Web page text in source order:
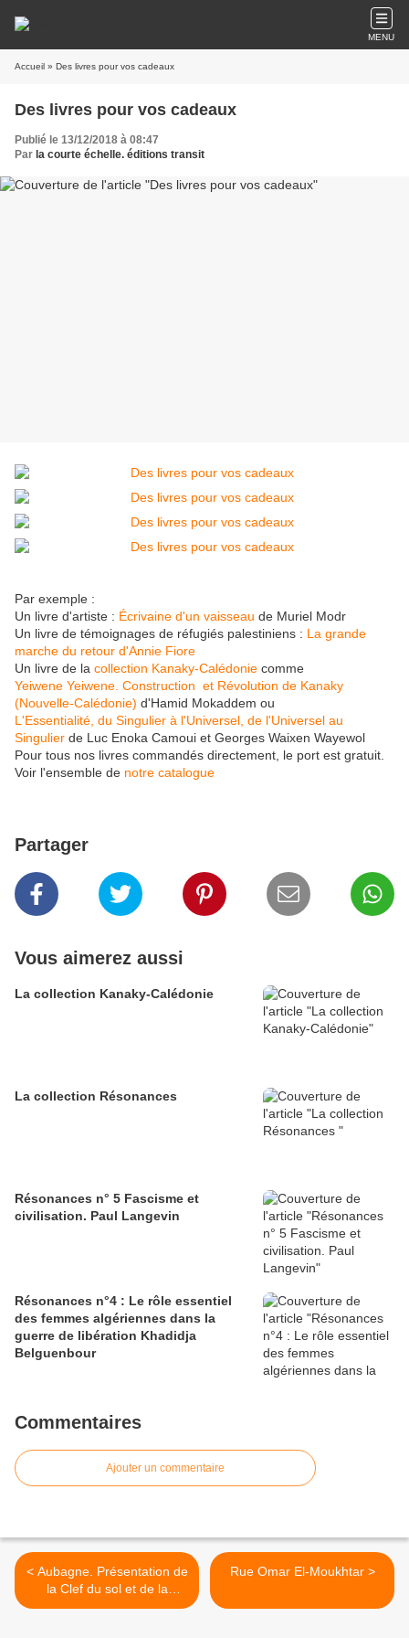
MENU
Accueil » Des livres pour vos cadeaux
Des livres pour vos cadeaux
Publié le 13/12/2018 à 08:47
Par la courte échelle. éditions transit
Par exemple :
Un livre d'artiste : Écrivaine d'un vaisseau de Muriel Modr
Un livre de témoignages de réfugiés palestiniens : La grande
marche du retour d'Annie Fiore
Un livre de la collection Kanaky-Calédonie comme
Yeiwene Yeiwene. Construction et Révolution de Kanaky
(Nouvelle-Calédonie) d'Hamid Mokaddem ou
L'Essentialité, du Singulier à l'Universel, de l'Universel au
Singulier de Luc Enoka Camoui et Georges Waixen Wayewol
Pour tous nos livres commandés directement, le port est gratuit.
Voir l'ensemble de notre catalogue
Partager
Vous aimerez aussi
La collection Kanaky-Calédonie
La collection Résonances
Résonances n° 5 Fascisme et
civilisation. Paul Langevin
Résonances n°4 : Le rôle essentiel
des femmes algériennes dans la
guerre de libération Khadidja
Belguenbour
Commentaires
Ajouter un commentaire
< Aubagne. Présentation de
la Clef du sol et de la
Grande Marche du retour
Rue Omar El-Moukhtar >